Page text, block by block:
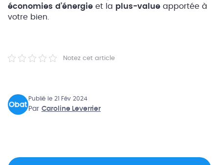
économies d’énergie et la plus-value apportée à
votre bien.
Notez cet article
Publié le 21 Fév 2024
Par Caroline Leverrier